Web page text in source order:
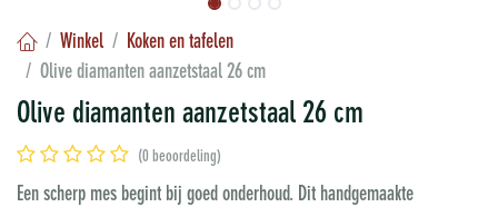
Winkel
Koken en tafelen
Olive diamanten aanzetstaal 26 cm
Olive diamanten aanzetstaal 26 cm
(0 beoordeling)
Een scherp mes begint bij goed onderhoud. Dit handgemaakte